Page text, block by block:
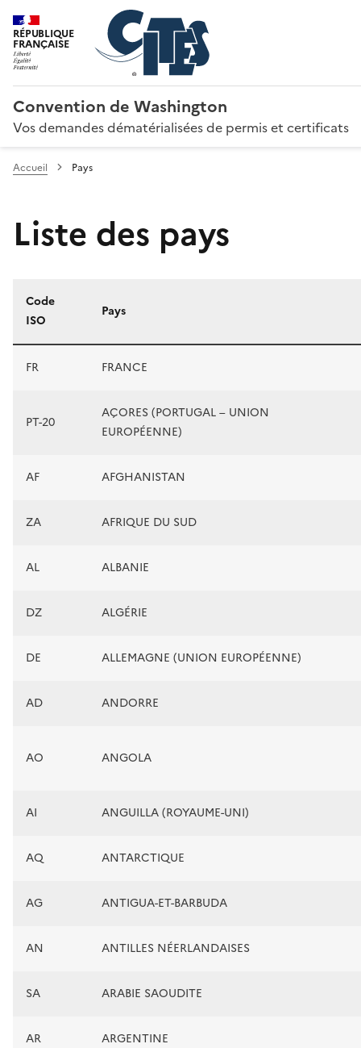
RÉPUBLIQUE
FRANÇAISE
Convention de Washington
Vos demandes dématérialisées de permis et certificats
Accueil Pays
Liste des pays
Liste des pays
Code
ISO
Pays
FR FRANCE
PT-20
AÇORES (PORTUGAL – UNION
EUROPÉENNE)
AF AFGHANISTAN
ZA AFRIQUE DU SUD
AL ALBANIE
DZ ALGÉRIE
DE ALLEMAGNE (UNION EUROPÉENNE)
AD ANDORRE
AO ANGOLA
AI ANGUILLA (ROYAUME-UNI)
AQ ANTARCTIQUE
AG ANTIGUA-ET-BARBUDA
AN ANTILLES NÉERLANDAISES
SA ARABIE SAOUDITE
AR ARGENTINE